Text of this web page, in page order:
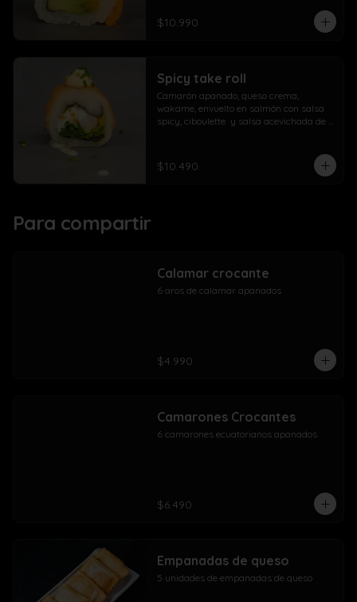
$10.990
Spicy take roll
Camarón apanado, queso crema,
wakame, envuelto en salmón con salsa
spicy, ciboulette  y salsa acevichada de
$10.490
Para compartir
Calamar crocante
6 aros de calamar apanados
$4.990
Camarones Crocantes
6 camarones ecuatorianos apanados
$6.490
Empanadas de queso
5 unidades de empanadas de queso